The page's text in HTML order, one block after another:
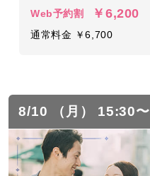
Web予約割 ￥6,200
通常料金 ￥6,700
8/10 （月） 15:30〜